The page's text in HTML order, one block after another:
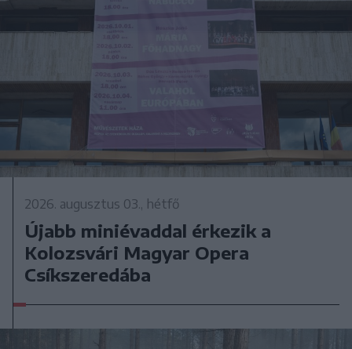
2026. augusztus 03., hétfő
Újabb miniévaddal érkezik a
Kolozsvári Magyar Opera
Csíkszeredába